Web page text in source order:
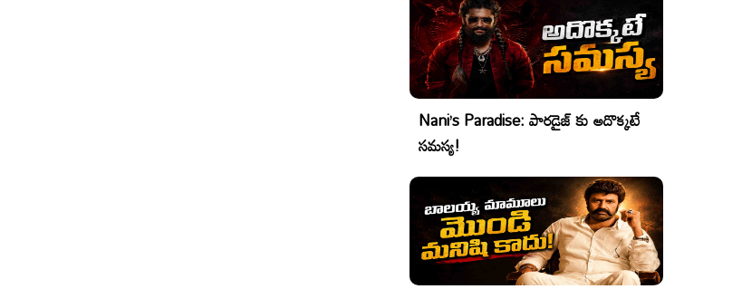
Nani’s Paradise: పారడైజ్ కు అదొక్కటే
సమస్య!